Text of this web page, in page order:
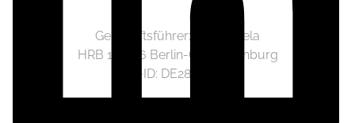
Geschäftsführer: Jonas Piela
HRB 141236 Berlin-Charlottenburg
Ust.-ID: DE282633825